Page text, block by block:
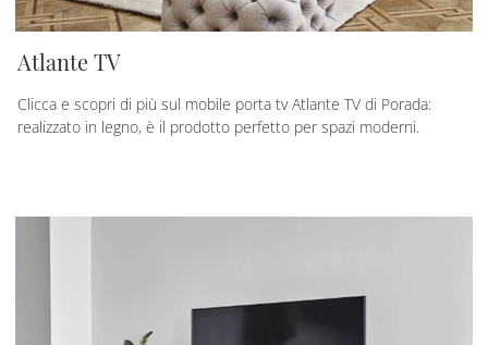
Atlante TV
Clicca e scopri di più sul mobile porta tv Atlante TV di Porada:
realizzato in legno, è il prodotto perfetto per spazi moderni.